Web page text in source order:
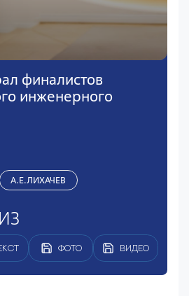
финалистов
инженерного
А.Е.ЛИХАЧЕВ
ФОТО ВИДЕО